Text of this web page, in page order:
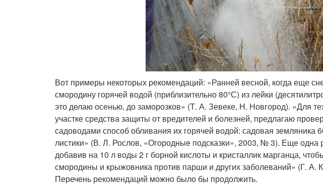
Вот примеры некоторых рекомендаций: «Ранней весной, когда еще
смородину горячей водой (приблизительно 80°С) из лейки
это делаю осенью, до заморозков» (Т. А. Зевеке, Н. Новгород). «Для
участке средства защиты от вредителей и болезней, предлагаю
садоводами способ обливания их горячей водой: садовая
листики» (В. Л. Рослов, «Огородные подсказки», 2003, № 3). Еще одна
добавив на 10 л воды 2 г борной кислоты и кристаллик марганца,
смородины и крыжовника против парши и других заболеваний» (Г. А.
Перечень рекомендаций можно было бы продолжить.